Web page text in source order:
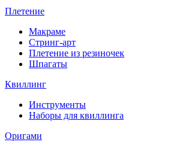
Плетение
Макраме
Стринг-арт
Плетение из резиночек
Шпагаты
Квиллинг
Инструменты
Наборы для квиллинга
Оригами